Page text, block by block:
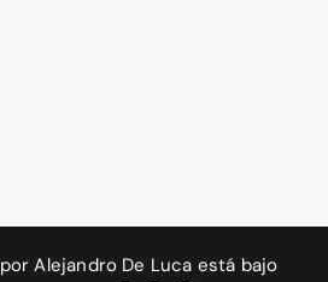
porAlejandro De Luca está bajo